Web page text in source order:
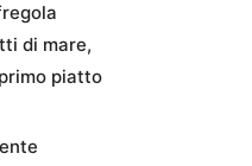
di mare,
piatto